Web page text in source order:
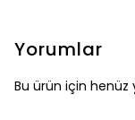
Yorumlar
Bu ürün için henüz